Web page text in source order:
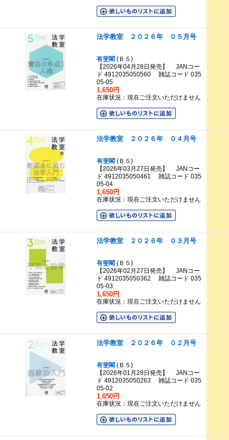
法学教室 ２０２６年 ０５月号
有斐閣 (Ｂ５)
【2026年04月28日発売】 JANコー
ド 4912035050560 雑誌コード 035
05-05
1,650円
在庫状況：現在ご注文いただけません
法学教室 ２０２６年 ０４月号
有斐閣 (Ｂ５)
【2026年03月27日発売】 JANコー
ド 4912035050461 雑誌コード 035
05-04
1,650円
在庫状況：現在ご注文いただけません
法学教室 ２０２６年 ０３月号
有斐閣 (Ｂ５)
【2026年02月27日発売】 JANコー
ド 4912035050362 雑誌コード 035
05-03
1,650円
在庫状況：現在ご注文いただけません
法学教室 ２０２６年 ０２月号
有斐閣 (Ｂ５)
【2026年01月28日発売】 JANコー
ド 4912035050263 雑誌コード 035
05-02
1,650円
在庫状況：現在ご注文いただけません